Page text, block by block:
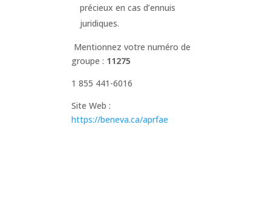
précieux en cas d’ennuis
juridiques.
Mentionnez votre numéro de
groupe : 11275
1 855 441-6016
Site Web :
https://beneva.ca/aprfae